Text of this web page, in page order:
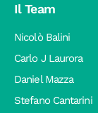
Il Team
Nicolò Balini
Carlo J Laurora
Daniel Mazza
Stefano Cantarini